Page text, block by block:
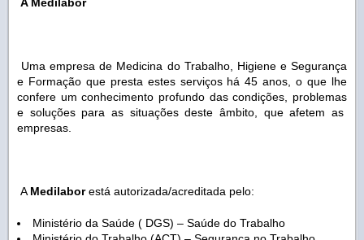
A Medilabor
Uma empresa de Medicina do Trabalho, Higiene e Segurança
e Formação que presta estes serviços há 45 anos, o que lhe
confere um conhecimento profundo das condições, problemas
e soluções para as situações deste âmbito, que afetem as
empresas.
AMedilaborestá autorizada/acreditada pelo:
Ministério da Saúde ( DGS) – Saúde do Trabalho